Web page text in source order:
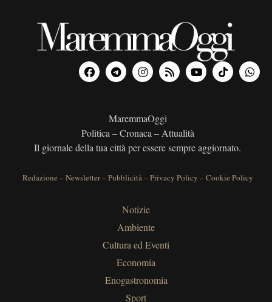
MaremmaOggi
Politica – Cronaca – Attualità
Il giornale della tua città per essere sempre aggiornato.
Redazione –Newsletter–Pubblicità–Privacy Policy –Cookie Policy
Notizie
Ambiente
Cultura ed Eventi
Economia
Enogastronomia
Sport